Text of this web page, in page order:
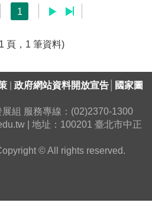
1
頁，1 筆資料)
政府網站資料開放宣告
國家圖
組 服務專線：(02)2370-1300
| 地址：100201 臺北市中正
© All rights reserved.